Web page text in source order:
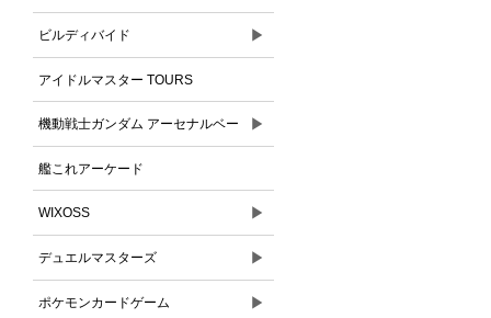
ビルディバイド ▶
アイドルマスター TOURS
機動戦士ガンダム アーセナルベー
ス
▶
艦これアーケード
WIXOSS ▶
デュエルマスターズ ▶
ポケモンカードゲーム ▶